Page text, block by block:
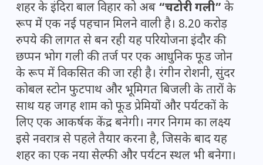
शहर के इंदिरा बाल विहार को अब “चटोरी गली” के
रूप में एक नई पहचान मिलने वाली है। 8.20 करोड़
रुपये की लागत से बन रही यह परियोजना इंदौर की
छप्पन भोग गली की तर्ज पर एक आधुनिक फूड जोन
के रूप में विकसित की जा रही है। रंगीन रोशनी, सुंदर
कोबल स्टोन फुटपाथ और भूमिगत बिजली के तारों के
साथ यह जगह शाम को फूड प्रेमियों और पर्यटकों के
लिए एक आकर्षक केंद्र बनेगी। नगर निगम का लक्ष्य
इसे नवरात्र से पहले तैयार करना है, जिसके बाद यह
शहर का एक नया सेल्फी और पर्यटन स्थल भी बनेगा।